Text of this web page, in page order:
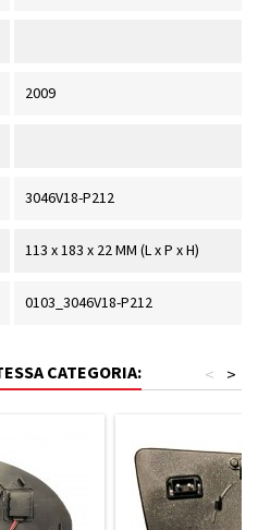
2009
3046V18-P212
113 x 183 x 22 MM (L x P x H)
0103_3046V18-P212
CATEGORIA: >
<